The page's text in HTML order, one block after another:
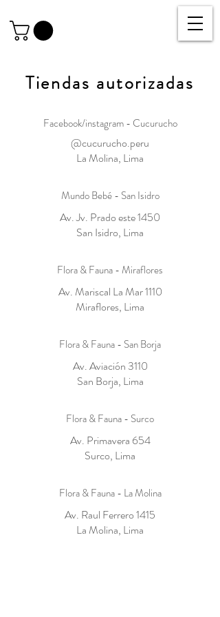
Tiendas autorizadas
Facebook/instagram - Cucurucho
@cucurucho.peru
La Molina, Lima
Mundo Bebé - San Isidro
Av. Jv. Prado este 1450
San Isidro, Lima
Flora & Fauna - Miraflores
Av. Mariscal La Mar 1110
Miraflores, Lima
Flora & Fauna - San Borja
Av. Aviación 3110
San Borja, Lima
Flora & Fauna - Surco
Av. Primavera 654
Surco, Lima
Flora & Fauna - La Molina
Av. Raul Ferrero 1415
La Molina, Lima